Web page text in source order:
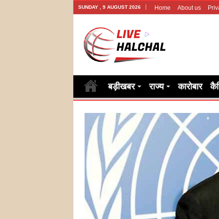
SUNDAY , 9 AUGUST 2026 Home About us
बड़ीखबर राज्य कारोबार